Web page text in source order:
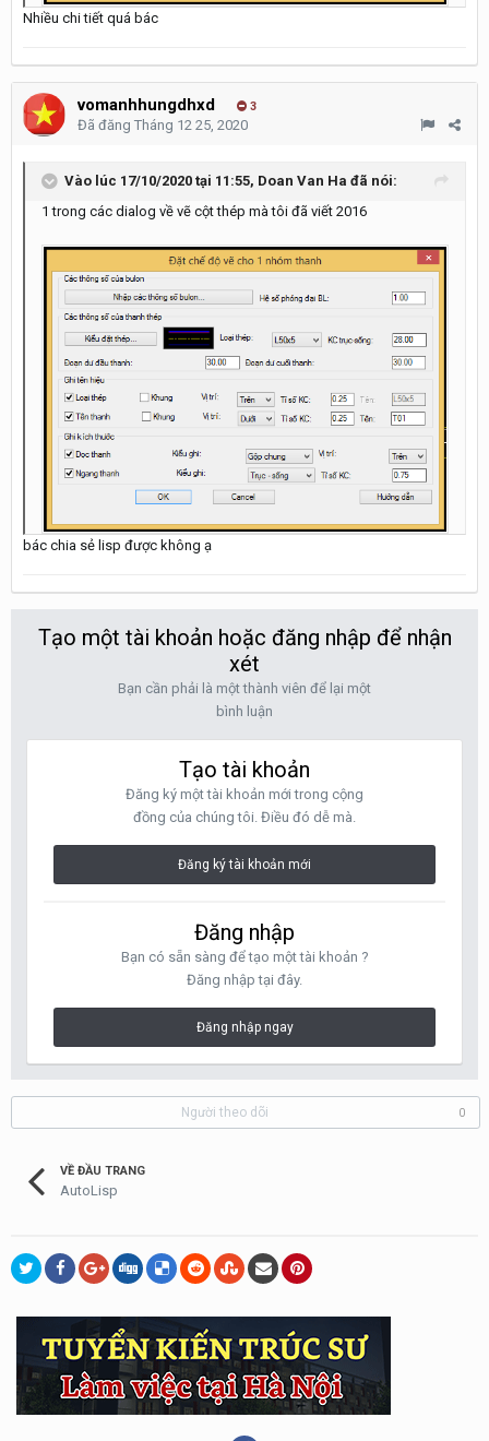
Nhiều chi tiết quá bác
vomanhhungdhxd 3
Đã đăng Tháng 12 25, 2020
Vào lúc 17/10/2020 tại 11:55, Doan Van Ha đã nói:
1 trong các dialog về vẽ cột thép mà tôi đã viết 2016
bác chia sẻ lisp được không ạ
Tạo một tài khoản hoặc đăng nhập để nhận
xét
Bạn cần phải là một thành viên để lại một
bình luận
Tạo tài khoản
Đăng ký một tài khoản mới trong cộng
đồng của chúng tôi. Điều đó dễ mà.
Đăng ký tài khoản mới
Đăng nhập
Bạn có sẵn sàng để tạo một tài khoản ?
Đăng nhập tại đây.
Đăng nhập ngay
Người theo dõi 0
VỀ ĐẦU TRANG
AutoLisp